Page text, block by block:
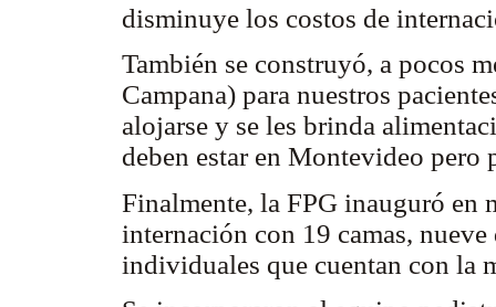
disminuye los costos de
También se construyó, a pocos
Campana) para nuestros
alojarse y se les brinda
deben estar en Montevideo
Finalmente, la FPG inauguró en
internación con 19 camas,
individuales que cuentan con la